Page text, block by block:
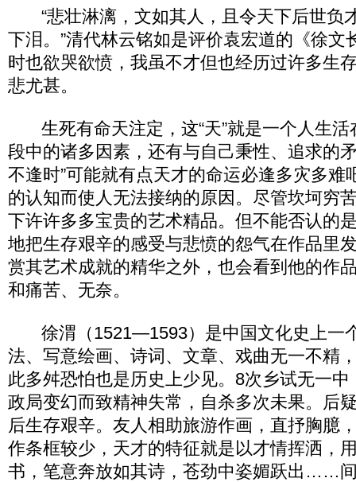
“悲壮淋漓，文如其人，且令天下后世负
下泪。”清代林云铭如是评价袁宏道的《徐文
时也欲哭欲愤，我虽不才但也经历过许多生
悲尤甚。
生死有命天注定，这“天”就是一个人生活
段中的诸多因素，还有与自己秉性、追求的
不逢时”可能就有点天才的命运必逢多灾多难
的认知而使人无法接纳的原因。尽管坎坷穷
下许许多多宝贵的艺术精品。但不能否认的
地把生存艰辛的感受与悲愤的怨气在作品里
赏其艺术成就的精华之外，也会看到他的作
和痛苦、无奈。
徐渭（1521—1593）是中国文化史上一
法、写意绘画、诗词、文章、戏曲无一不精
此多舛恐怕也是历史上少见。8次乡试无一
政局变幻而致精神失常，自杀多次未果。后
后生存艰辛。友人相助旅游作画，直抒胸臆
作条框较少，天才的特征就是以才情挥洒，
书，笔意奔放如其诗，苍劲中姿媚跃出……